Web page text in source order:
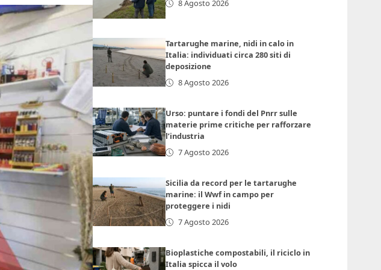
8 Agosto 2026
Tartarughe marine, nidi in calo in
Italia: individuati circa 280 siti di
deposizione
8 Agosto 2026
Urso: puntare i fondi del Pnrr sulle
materie prime critiche per rafforzare
l’industria
7 Agosto 2026
Sicilia da record per le tartarughe
marine: il Wwf in campo per
proteggere i nidi
7 Agosto 2026
Bioplastiche compostabili, il riciclo in
Italia spicca il volo